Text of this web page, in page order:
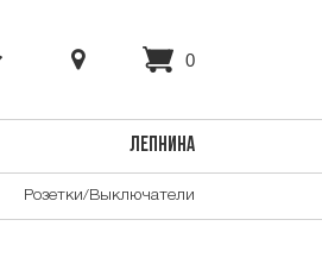
0
ЛЕПНИНА
Розетки/Выключатели